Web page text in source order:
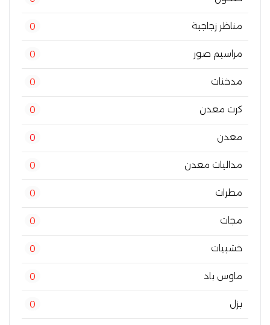
مناظر زجاجية 0
مراسيم صور 0
مدخنات 0
كرت معدن 0
معدن 0
مداليات معدن 0
مطرات 0
مجات 0
خشبيات 0
ماوس باد 0
بزل 0